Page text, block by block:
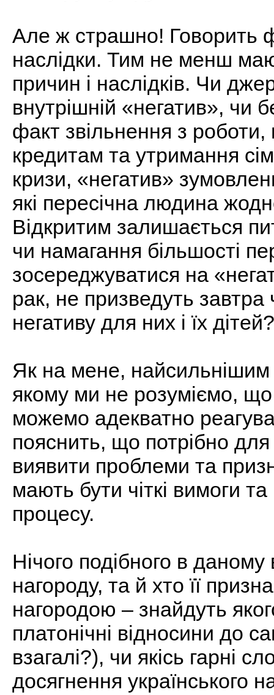
Але ж страшно! Говорить
наслідки. Тим не менш
причин і наслідків. Чи
внутрішній «негатив», чи
факт звільнення з
кредитам та утримання
кризи, «негатив»
які пересічна людина
Відкритим залишається
чи намагання більшості
зосереджуватися на
рак, не призведуть завтра
негативу для них і їх дітей?
Як на мене,
якому ми не розуміємо, що
можемо адекватно
пояснить, що потрібно
виявити проблеми та
мають бути чіткі вимоги
процесу.
Нічого подібного в
нагороду, та й хто її
нагородою – знайдуть
платонічні відносини до
взагалі?), чи якісь гарні
досягнення українського